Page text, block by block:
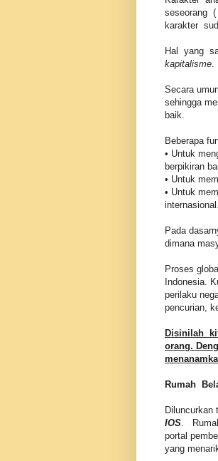
seseorang
karakter
Hal yang
kapitalisme
Secara
sehingga
baik.
Beberapa
• Untuk
berpikiran
• Untuk
• Untuk
internasional.
Pada
dimana
Proses
Indonesia.
perilaku
pencurian,
Disinilah
orang.
Rumah
IOS .
portal
yang